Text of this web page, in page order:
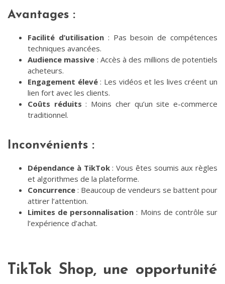
Avantages :
Facilité d’utilisation: Pas besoin de compétences
techniques avancées.
Audience massive : Accès à des millions de potentiels
acheteurs.
Engagement élevé: Les vidéos et les lives créent un
lien fort avec les clients.
Coûts réduits : Moins cher qu’un site e-commerce
traditionnel.
Inconvénients :
Dépendance à TikTok: Vous êtes soumis aux règles
et algorithmes de la plateforme.
Concurrence : Beaucoup de vendeurs se battent pour
attirer l’attention.
Limites de personnalisation : Moins de contrôle sur
l’expérience d’achat.
TikTok Shop, une opportunité